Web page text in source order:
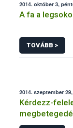
2014. október 3,
A fa a
TOVÁBB >
2014. szeptember
Kérdezz-